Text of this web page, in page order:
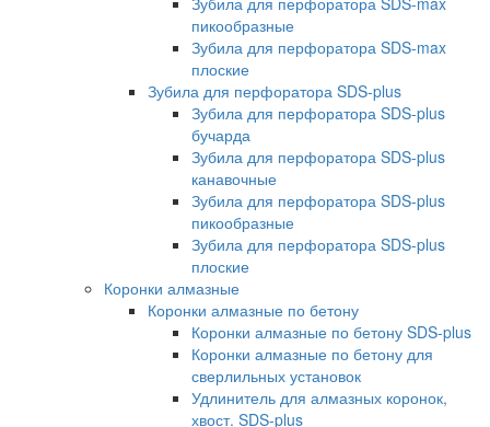
пикообразные
Зубила для перфоратора SDS-max
плоские
Зубила для перфоратора SDS-plus
Зубила для перфоратора SDS-plus
бучарда
Зубила для перфоратора SDS-plus
канавочные
Зубила для перфоратора SDS-plus
пикообразные
Зубила для перфоратора SDS-plus
плоские
Коронки алмазные
Коронки алмазные по бетону
Коронки алмазные по бетону SDS-plus
Коронки алмазные по бетону для
сверлильных установок
Удлинитель для алмазных коронок,
хвост. SDS-plus